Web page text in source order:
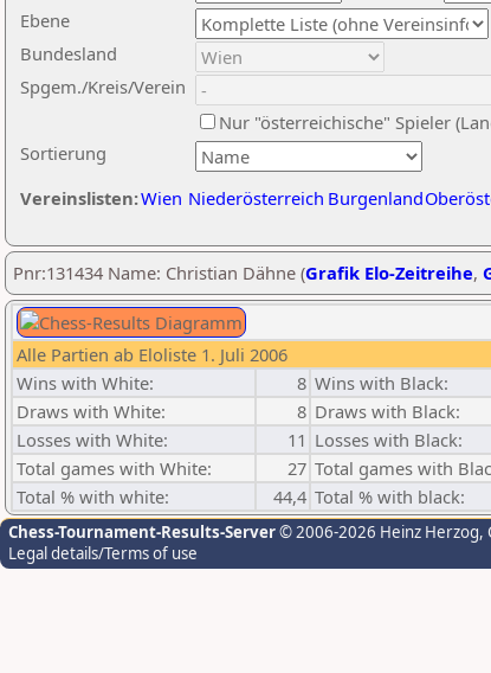
Ebene
Sortierung
Bundesland
Spgem./Kreis/Verein
Nur "österreichische" Spieler
Vereinslisten:Wien Niederösterreich Burgenland
Pnr:131434 Name: Christian Dähne (Grafik Elo-Zeitreihe,
Alle Partien ab Eloliste 1. Juli 2006
Wins with White:
8 Wins with Black:
Draws with White:
8 Draws with Black:
Losses with White:
11 Losses with Black:
Total games with White:
27 Total games with
Total % with white:
44,4 Total % with black:
Chess-Tournament-Results-Server© 2006-2026 Heinz Herzog,
Legal details/Terms of use